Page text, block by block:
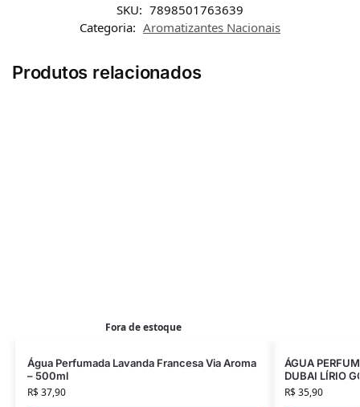
SKU: 7898501763639
Categoria: Aromatizantes Nacionais
Produtos relacionados
Fora de estoque
Água Perfumada Lavanda Francesa Via Aroma
– 500ml
R$37,90
ÁGUA
DUBAI LÍRIO
R$35,90